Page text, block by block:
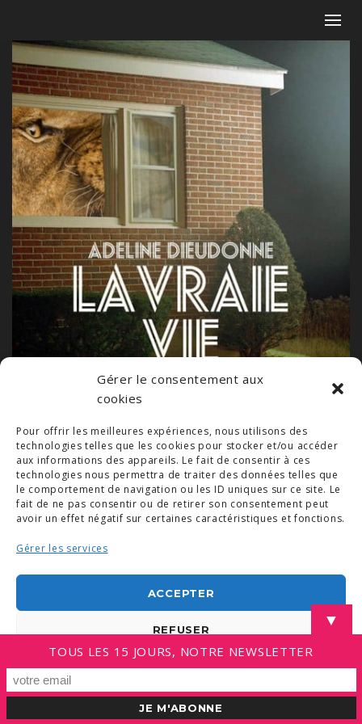
Gérer le consentement aux
cookies
Pour offrir les meilleures expériences, nous utilisons des
technologies telles que les cookies pour stocker et/ou accéder
aux informations des appareils. Le fait de consentir à ces
technologies nous permettra de traiter des données telles que
le comportement de navigation ou les ID uniques sur ce site. Le
fait de ne pas consentir ou de retirer son consentement peut
avoir un effet négatif sur certaines caractéristiques et fonctions.
Gérer les services
ACCEPTER
REFUSER
VOIR LES PRÉFÉRENCES
Politique de cookies
© COPYRIGHT 2019. DEMAIN - MENTIONS LÉGALES
- COPYRIGHTS PHOTOS- POLITIQUE DE COOKIES (UE)
-CONDITIONS GÉNÉRALES
LINKEDIN
▼
TOUS LES 15 JOURS, NOTRE NEWSLETTER